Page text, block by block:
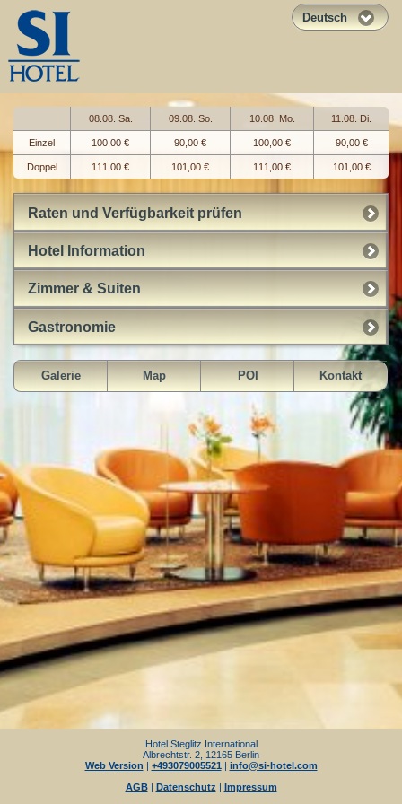
Deutsch
08.08. Sa. 09.08. So. 10.08. Mo. 11.08. Di.
Einzel 100,00 € 90,00 € 100,00 € 90,00 €
Doppel 111,00 € 101,00 € 111,00 € 101,00 €
Raten und Verfügbarkeit prüfen
Hotel Information
Zimmer & Suiten
Gastronomie
Galerie Map POI Kontakt
Hotel Steglitz International
Albrechtstr. 2, 12165 Berlin
Web Version | +493079005521 | info@si-hotel.com
AGB| Datenschutz | Impressum